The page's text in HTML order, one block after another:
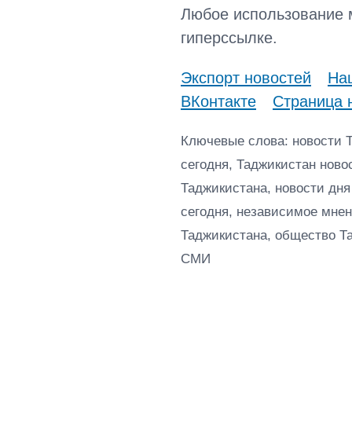
Любое использование
гиперссылке.
Экспорт новостей
ВКонтакте
Страница
Ключевые слова: новости
сегодня, Таджикистан
Таджикистана, новости
сегодня, независимое
Таджикистана, общество
СМИ